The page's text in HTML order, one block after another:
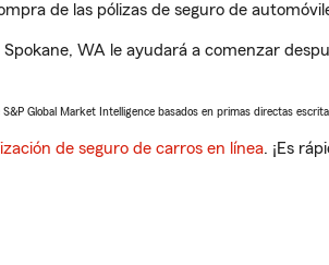
de las pólizas de seguro de
WA le ayudará a comenzar
Global Market Intelligence basados en primas directas
de seguro de carros en línea. ¡Es